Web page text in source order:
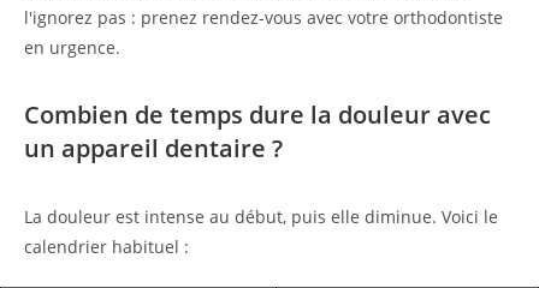
l'ignorez pas : prenez rendez-vous avec votre orthodontiste
en urgence.
Combien de temps dure la douleur avec
un appareil dentaire ?
La douleur est intense au début, puis elle diminue. Voici le
calendrier habituel :